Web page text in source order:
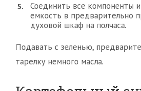
Соединить все компоненты
емкость в предварительно
духовой шкаф на полчаса.
Подавать с зеленью,
тарелку немного масла.